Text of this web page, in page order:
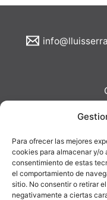
Para ofrecer las mejores
cookies para almacenar y/o
consentimiento de estas
el comportamiento de
sitio. No consentir o retirar
negativamente a ciertas